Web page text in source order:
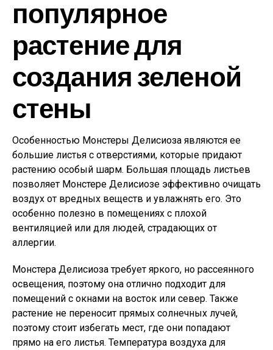
популярное
растение для
создания зеленой
стены
Особенностью Монстеры Делисиоза являются ее
большие листья с отверстиями, которые придают
растению особый шарм. Большая площадь листьев
позволяет Монстере Делисиозе эффективно очищать
воздух от вредных веществ и увлажнять его. Это
особенно полезно в помещениях с плохой
вентиляцией или для людей, страдающих от
аллергии.
Монстера Делисиоза требует яркого, но рассеянного
освещения, поэтому она отлично подходит для
помещений с окнами на восток или север. Также
растение не переносит прямых солнечных лучей,
поэтому стоит избегать мест, где они попадают
прямо на его листья. Температура воздуха для